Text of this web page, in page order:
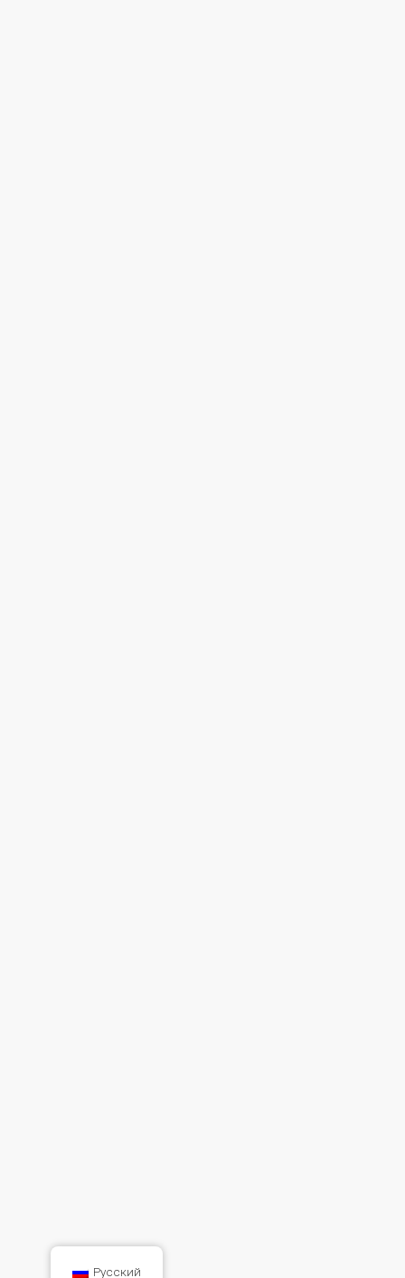
Русский